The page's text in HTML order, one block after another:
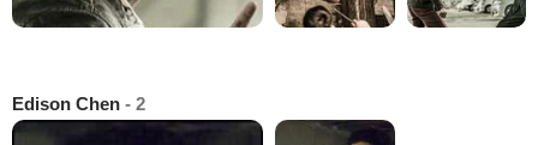
Edison Chen - 2